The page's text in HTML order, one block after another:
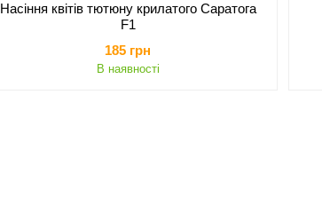
Насіння квітів тютюну крилатого Саратога
F1
185 грн
В наявності